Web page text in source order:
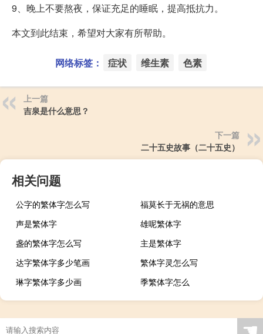
9、晚上不要熬夜，保证充足的睡眠，提高抵抗力。
本文到此结束，希望对大家有所帮助。
网络标签： 症状 维生素 色素
上一篇
吉泉是什么意思？
下一篇
二十五史故事（二十五史）
相关问题
公字的繁体字怎么写
福莫长于无祸的意思
声是繁体字
雄呢繁体字
盏的繁体字怎么写
主是繁体字
达字繁体字多少笔画
繁体字灵怎么写
琳字繁体字多少画
季繁体字怎么